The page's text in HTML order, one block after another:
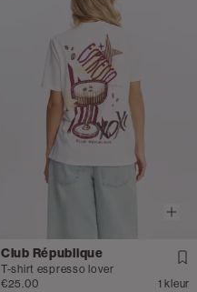
Club République
T-shirt espresso lover
€25.00
1 kleur